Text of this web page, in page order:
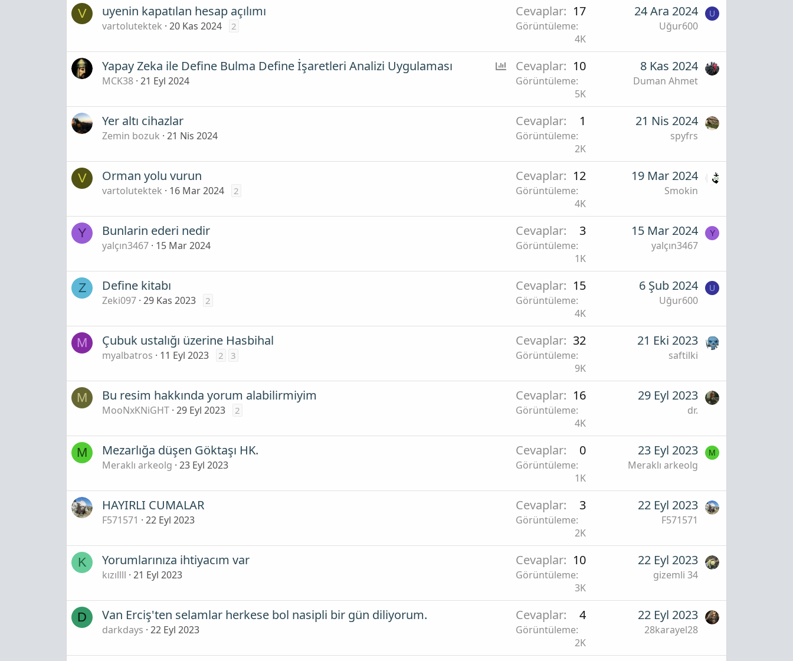
V uyenin kapatılan hesap açılımı
vartolutektek 20 Kas 2024 2
Cevaplar 17
Görüntüleme
4K
24 Ara 2024
Uğur600
U
A
Yapay Zeka ile Define Bulma Define İşaretleri Analizi Uygulaması
MCK38 21 Eyl 2024
Cevaplar 10
Görüntüleme
5K
8 Kas 2024
Duman Ahmet
Yer altı cihazlar
Zemin bozuk 21 Nis 2024
Cevaplar 1
Görüntüleme
2K
21 Nis 2024
spyfrs
V Orman yolu vurun
vartolutektek 16 Mar 2024 2
Cevaplar 12
Görüntüleme
4K
19 Mar 2024
Smokin
Y Bunlarin ederi nedir
yalçın3467 15 Mar 2024
Cevaplar 3
Görüntüleme
1K
15 Mar 2024
yalçın3467
Y
Z Define kitabı
Zeki097 29 Kas 2023 2
Cevaplar 15
Görüntüleme
4K
6 Şub 2024
Uğur600
U
M Çubuk ustalığı üzerine Hasbihal
myalbatros 11 Eyl 2023 2 3
Cevaplar 32
Görüntüleme
9K
21 Eki 2023
saftilki
M Bu resim hakkında yorum alabilirmiyim
MooNxKNiGHT 29 Eyl 2023 2
Cevaplar 16
Görüntüleme
4K
29 Eyl 2023
dr.
M Mezarlığa düşen Göktaşı HK.
Meraklı arkeolg 23 Eyl 2023
Cevaplar 0
Görüntüleme
1K
23 Eyl 2023
Meraklı arkeolg
M
HAYIRLI CUMALAR
F571571 22 Eyl 2023
Cevaplar 3
Görüntüleme
2K
22 Eyl 2023
F571571
K Yorumlarınıza ihtiyacım var
kızıllll 21 Eyl 2023
Cevaplar 10
Görüntüleme
3K
22 Eyl 2023
gizemli 34
D Van Erciş'ten selamlar herkese bol nasipli bir gün diliyorum.
darkdays 22 Eyl 2023
Cevaplar 4
Görüntüleme
2K
22 Eyl 2023
28karayel28